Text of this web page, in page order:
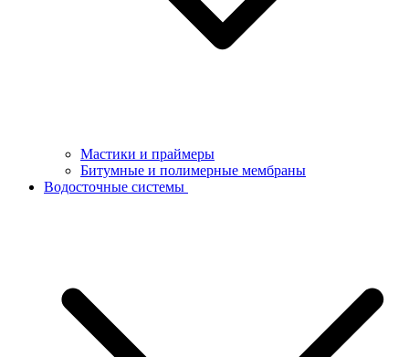
Мастики и праймеры
Битумные и полимерные мембраны
Водосточные системы